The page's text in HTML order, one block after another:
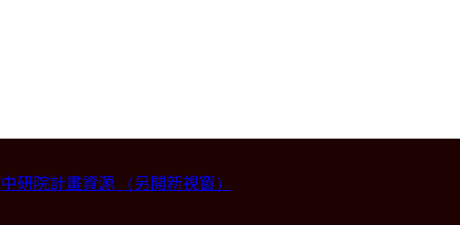
維特聘教授 (國立台灣大學材料科學與工程學系)。2026-07-14
中研院計畫資源 （另開新視窗）